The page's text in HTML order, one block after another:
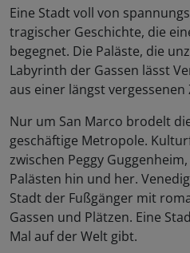
Eine Stadt voll von
tragischer Geschichte, die
begegnet. Die Paläste, die
Labyrinth der Gassen lässt
aus einer längst vergessenen
Nur um San Marco brodelt
geschäftige Metropole.
zwischen Peggy
Palästen hin und her.
Stadt der Fußgänger mit
Gassen und Plätzen. Eine
Mal auf der Welt gibt.